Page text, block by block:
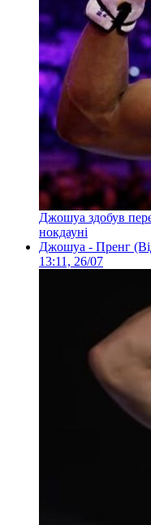
Джошуа здобув
нокдауні
Джошуа - Пренг
13:11, 26/07